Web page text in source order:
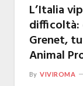
L’Italia
difficoltà:
Grenet,
Animal
By VIVIROMA